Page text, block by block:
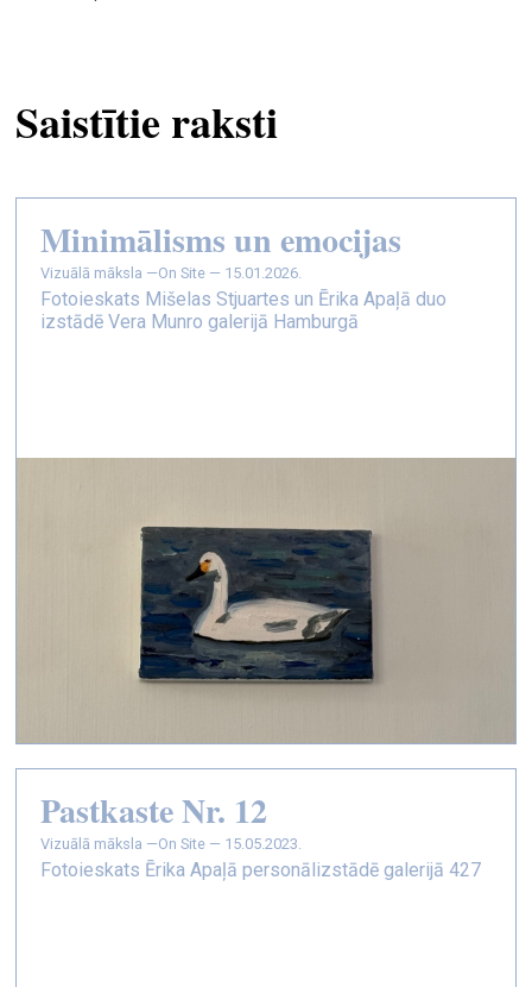
Saistītie raksti
Minimālisms un emocijas
vizuālā māksla —On Site — 15.01.2026.
Fotoieskats Mišelas Stjuartes un Ērika Apaļā duo
izstādē Vera Munro galerijā Hamburgā
Pastkaste Nr. 12
vizuālā māksla —On Site — 15.05.2023.
Fotoieskats Ērika Apaļā personālizstādē galerijā 427